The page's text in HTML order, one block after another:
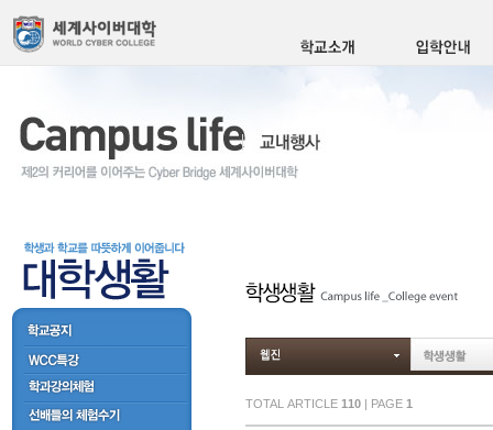
TOTAL ARTICLE 110 | PAGE 1